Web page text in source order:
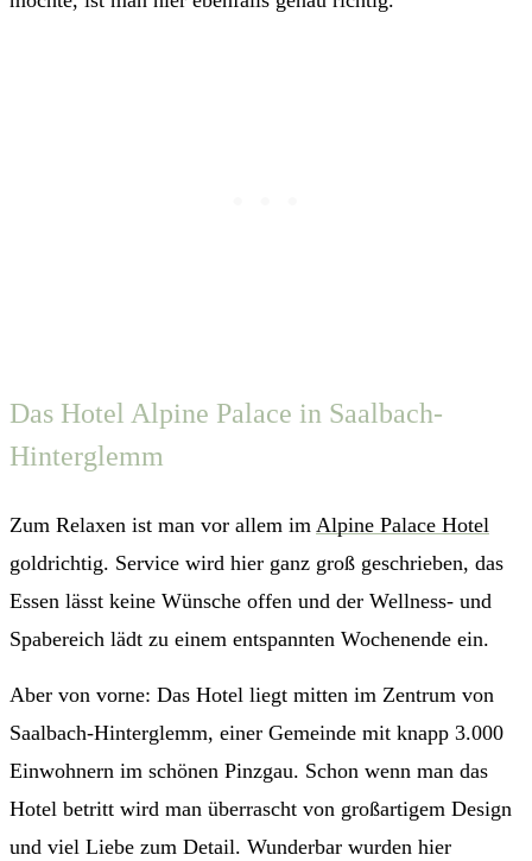
Das Hotel Alpine Palace in Saalbach-
Hinterglemm
Zum Relaxen ist man vor allem im Alpine Palace Hotel
goldrichtig. Service wird hier ganz groß geschrieben, das
Essen lässt keine Wünsche offen und der Wellness- und
Spabereich lädt zu einem entspannten Wochenende ein.
Aber von vorne: Das Hotel liegt mitten im Zentrum von
Saalbach-Hinterglemm, einer Gemeinde mit knapp 3.000
Einwohnern im schönen Pinzgau. Schon wenn man das
Hotel betritt wird man überrascht von großartigem Design
und viel Liebe zum Detail. Wunderbar wurden hier